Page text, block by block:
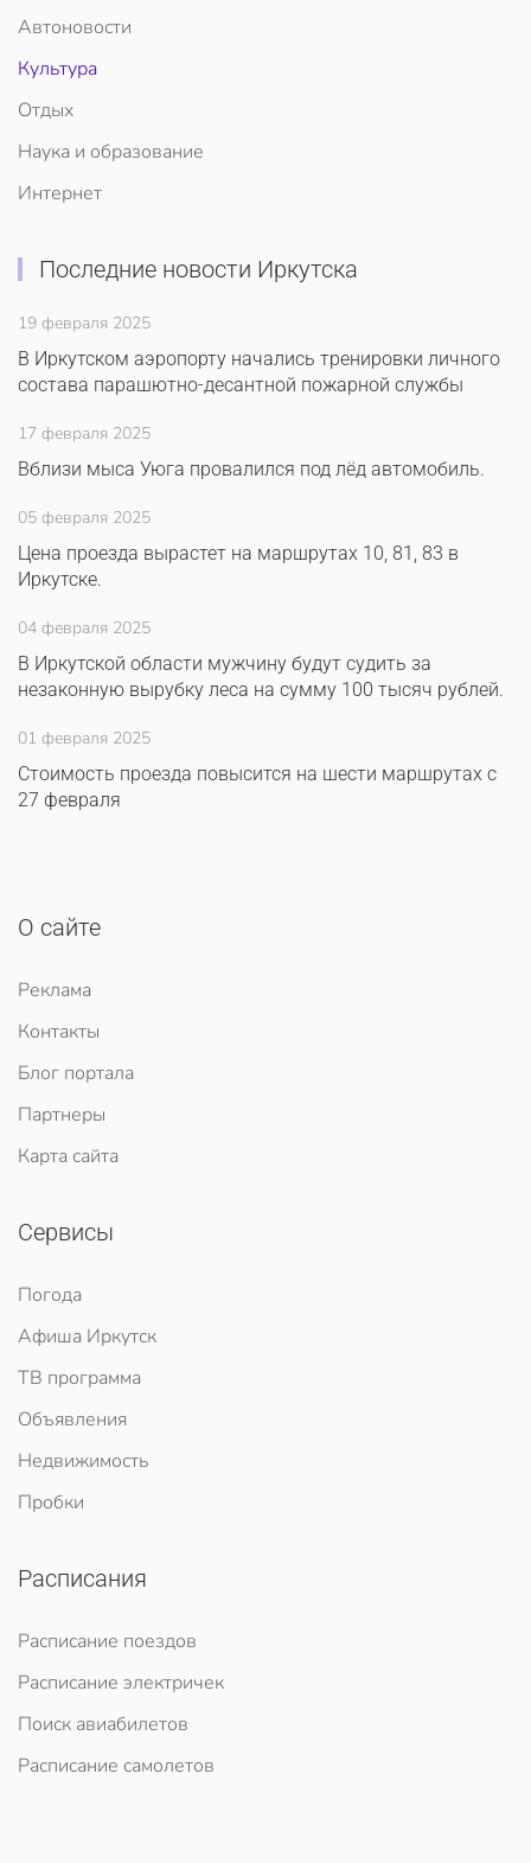
Автоновости
Культура
Отдых
Наука и образование
Интернет
Последние новости Иркутска
19 февраля 2025
В Иркутском аэропорту начались тренировки личного
состава парашютно-десантной пожарной службы
17 февраля 2025
Вблизи мыса Уюга провалился под лёд автомобиль.
05 февраля 2025
Цена проезда вырастет на маршрутах 10, 81, 83 в
Иркутске.
04 февраля 2025
В Иркутской области мужчину будут судить за
незаконную вырубку леса на сумму 100 тысяч рублей.
01 февраля 2025
Стоимость проезда повысится на шести маршрутах с
27 февраля
О сайте
Реклама
Контакты
Блог портала
Партнеры
Карта сайта
Сервисы
Погода
Афиша Иркутск
ТВ программа
Объявления
Недвижимость
Пробки
Расписания
Расписание поездов
Расписание электричек
Поиск авиабилетов
Расписание самолетов